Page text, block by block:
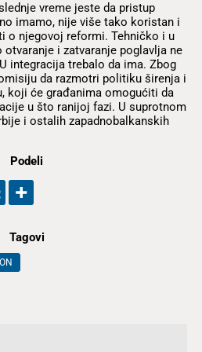
vreme jeste da pristup
imamo, nije više tako koristan i
o njegovoj reformi. Tehničko i u
i zatvaranje poglavlja ne
integracija trebalo da ima. Zbog
da razmotri politiku širenja i
koji će građanima omogućiti da
u što ranijoj fazi. U suprotnom
i ostalih zapadnobalkanskih
Podeli
Tagovi